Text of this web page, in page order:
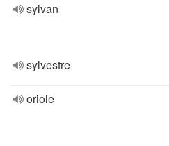
sylvan
sylvestre
oriole